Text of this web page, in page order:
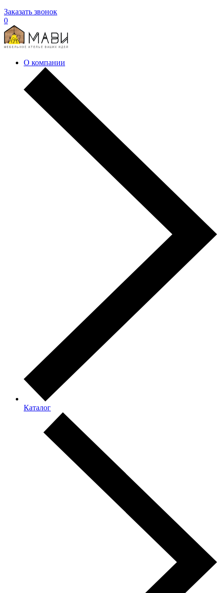
Заказать звонок
0
О компании
Каталог